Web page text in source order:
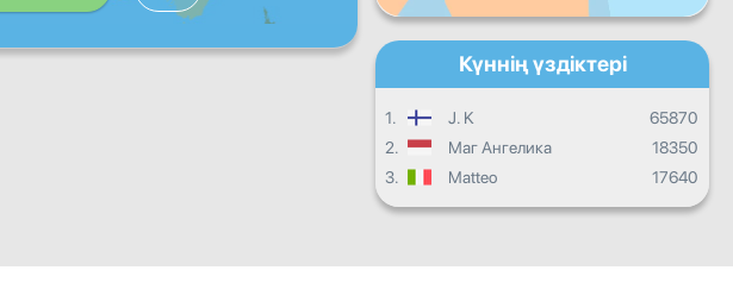
Күннің үздіктері
1. J. K
65870
2.
Маг Ангелика
18350
3.
Matteo 17640